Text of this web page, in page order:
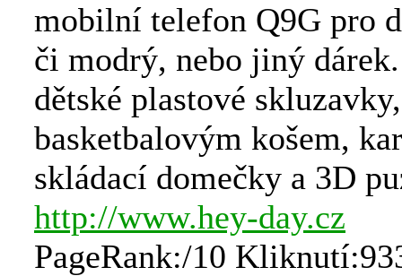
mobilní telefon Q9G pro
či modrý, nebo jiný
dětské plastové
basketbalovým košem,
skládací domečky a 3D
http://www.hey-day.cz
PageRank:/10